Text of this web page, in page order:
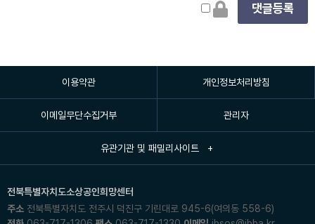
이용약관 개인정보처리방침
이메일무단수집거부 관리자
유관기관 및 패밀리사이트 +
전북특별자치도소상공인희망센터
주소 전북특별자치도 전주시 덕진구 기린대로 945-6(여의동 558-6)